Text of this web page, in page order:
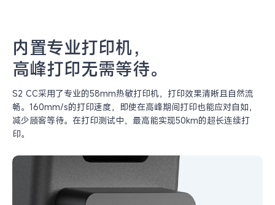
内置专业打印机，
高峰打印无需等待。
S2 CC采用了专业的58mm热敏打印机，打印效果清晰且自然流
畅。160mm/s的打印速度，即使在高峰期间打印也能应对自如，
减少顾客等待。在打印测试中，最高能实现50km的超长连续打
印。